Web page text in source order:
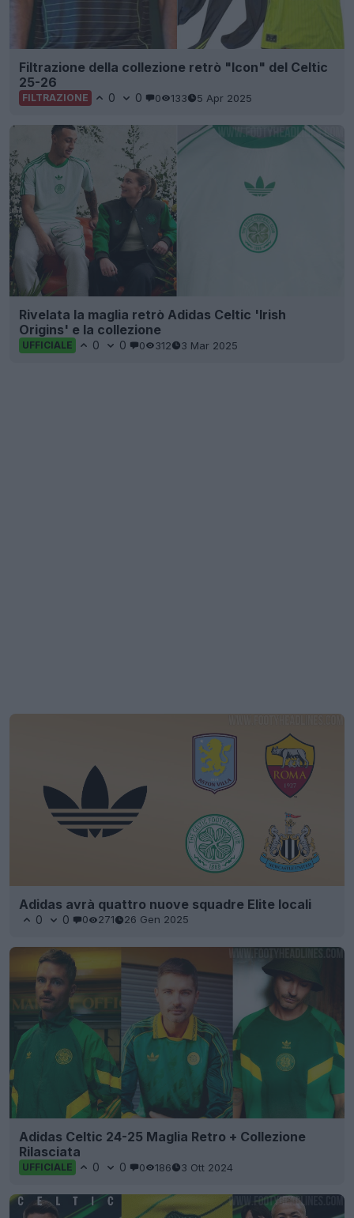
Filtrazione della collezione retrò "Icon" del Celtic
25-26
FILTRAZIONE 0 0 0 133 5 Apr 2025
Rivelata la maglia retrò Adidas Celtic 'Irish
Origins' e la collezione
UFFICIALE 0 0 0 312 3 Mar 2025
Adidas avrà quattro nuove squadre Elite locali
0 0 0 271 26 Gen 2025
Adidas Celtic 24-25 Maglia Retro + Collezione
Rilasciata
UFFICIALE 0 0 0 186 3 Ott 2024